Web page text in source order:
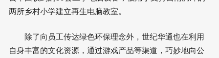
两所乡村小学建立再生电脑教室。
除了向员工传达绿色环保理念外，世纪华通也在利用
自身丰富的文化资源，通过游戏产品等渠道，巧妙地向公